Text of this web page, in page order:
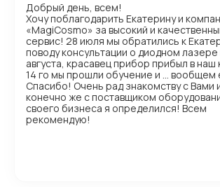
Добрый день, всем!
Хочу поблагодарить Екатерину и
«MagiCosmo» за высокий и
сервис! 28 июля мы обратились к
поводу консультации о диодном лазере
августа, красавец прибор прибыл в наш
14 го мы прошли обучение и … вообщем
Спасибо! Очень рад знакомству с Вами
конечно же с поставщиком
своего бизнеса я определился! Всем
рекомендую!